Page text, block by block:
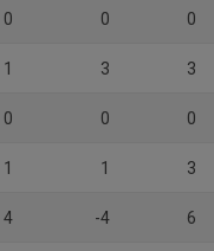
0 0 0
1 3 3
0 0 0
1 1 3
4 -4 6